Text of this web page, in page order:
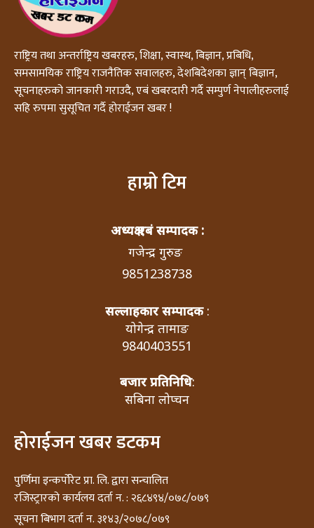
राष्ट्रिय तथा अन्तर्राष्ट्रिय खबरहरु, शिक्षा, स्वास्थ, बिज्ञान, प्रबिधि,
समसामयिक राष्ट्रिय राजनैतिक सवालहरु, देशबिदेशका ज्ञान् बिज्ञान,
सूचनाहरुको जानकारी गराउदै, एबं खबरदारी गर्दै सम्पुर्ण नेपालीहरुलाई
सहि रुपमा सुसूचित गर्दै होराईजन खबर !
हाम्रो टिम
अध्यक्ष एबं सम्पादक :
गजेन्द्र गुरुङ
9851238738
सल्लाहकार सम्पादक:
योगेन्द्र तामाङ
9840403551
बजार प्रतिनिधि:
सबिना लोप्चन
होराईजन खबर डटकम
पुर्णिमा इन्कर्पोरेट प्रा. लि. द्वारा सन्चालित
रजिस्ट्रारको कार्यलय दर्ता न. : २६८४९४/०७८/०७९
सूचना बिभाग दर्ता न. ३१४३/२०७८/०७९